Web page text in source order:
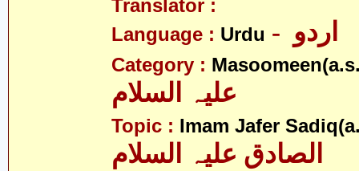
Translator :
Language : Urdu
Category :
Topic : Imam Jafer
الصادق علیہ السلام